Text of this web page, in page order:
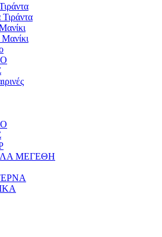
ΜΕΓΕΘΗ